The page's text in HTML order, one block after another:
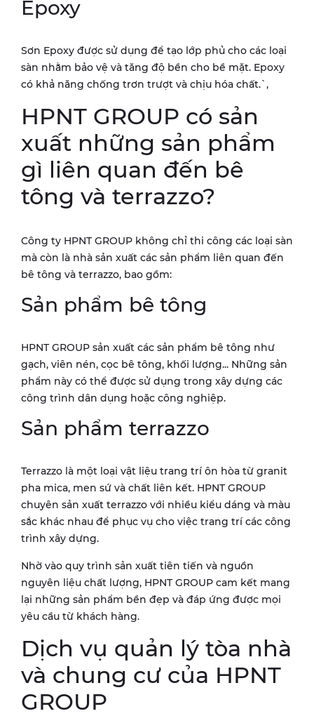
Epoxy
Sơn Epoxy được sử dụng để tạo lớp phủ cho các loại
sàn nhằm bảo vệ và tăng độ bền cho bề mặt. Epoxy
có khả năng chống trơn trượt và chịu hóa chất.`,
HPNT GROUP có sản
xuất những sản phẩm
gì liên quan đến bê
tông và terrazzo?
Công ty HPNT GROUP không chỉ thi công các loại sàn
mà còn là nhà sản xuất các sản phẩm liên quan đến
bê tông và terrazzo, bao gồm:
Sản phẩm bê tông
HPNT GROUP sản xuất các sản phẩm bê tông như
gạch, viên nén, cọc bê tông, khối lượng... Những sản
phẩm này có thể được sử dụng trong xây dựng các
công trình dân dụng hoặc công nghiệp.
Sản phẩm terrazzo
Terrazzo là một loại vật liệu trang trí ôn hòa từ granit
pha mica, men sứ và chất liên kết. HPNT GROUP
chuyên sản xuất terrazzo với nhiều kiểu dáng và màu
sắc khác nhau để phục vụ cho việc trang trí các công
trình xây dựng.
Nhờ vào quy trình sản xuất tiên tiến và nguồn
nguyên liệu chất lượng, HPNT GROUP cam kết mang
lại những sản phẩm bền đẹp và đáp ứng được mọi
yêu cầu từ khách hàng.
Dịch vụ quản lý tòa nhà
và chung cư của HPNT
GROUP